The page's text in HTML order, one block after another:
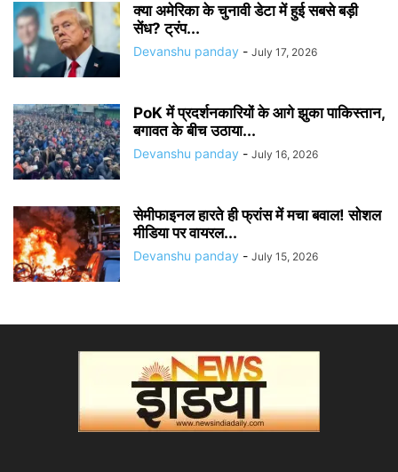
क्या अमेरिका के चुनावी डेटा में हुई सबसे बड़ी
सेंध? ट्रंप...
Devanshu panday - July 17, 2026
PoK में प्रदर्शनकारियों के आगे झुका पाकिस्तान,
बगावत के बीच उठाया...
Devanshu panday - July 16, 2026
सेमीफाइनल हारते ही फ्रांस में मचा बवाल! सोशल
मीडिया पर वायरल...
Devanshu panday - July 15, 2026